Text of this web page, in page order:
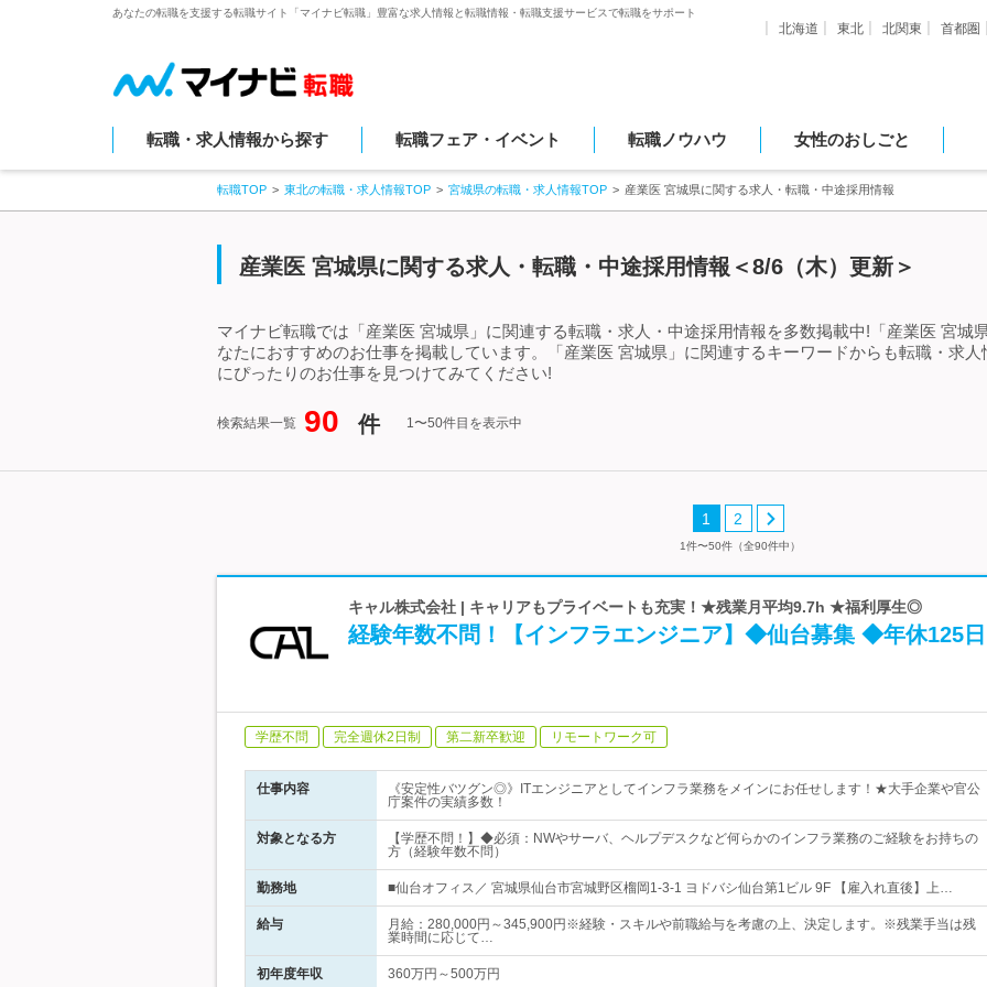
あなたの転職を支援する転職サイト「マイナビ転職」豊富な求人情報と転職情報・転職支援サービスで転職をサポート
北海道 東北 北関東 首都圏
転職・求人情報から探す 転職フェア・イベント 転職ノウハウ 女性のおしごと
転職TOP 東北の転職・求人情報TOP 宮城県の転職・求人情報TOP 産業医 宮城県に関する求人・転職・中途採用情報
産業医 宮城県に関する求人・転職・中途採用情報＜8/6（木）更新＞
マイナビ転職では「産業医 宮城県」に関連する転職・求人・中途採用情報を多数掲載中!「産業医 宮城
なたにおすすめのお仕事を掲載しています。「産業医 宮城県」に関連するキーワードからも転職・求
にぴったりのお仕事を見つけてみてください!
検索結果一覧 90 件 1〜50件目を表示中
1 2
1件〜50件（全90件中）
キャル株式会社 | キャリアもプライベートも充実！★残業月平均9.7h ★福利厚生◎
経験年数不問！【インフラエンジニア】◆仙台募集 ◆年休125日
学歴不問 完全週休2日制 第二新卒歓迎 リモートワーク可
仕事内容
《安定性バツグン◎》ITエンジニアとしてインフラ業務をメインにお任せします！★大手企業や官公
庁案件の実績多数！
対象となる方
【学歴不問！】◆必須：NWやサーバ、ヘルプデスクなど何らかのインフラ業務のご経験をお持ちの
方（経験年数不問）
勤務地 ■仙台オフィス／ 宮城県仙台市宮城野区榴岡1-3-1 ヨドバシ仙台第1ビル 9F 【雇入れ直後】上…
給与
月給：280,000円～345,900円※経験・スキルや前職給与を考慮の上、決定します。※残業手当は残
業時間に応じて…
初年度年収 360万円～500万円